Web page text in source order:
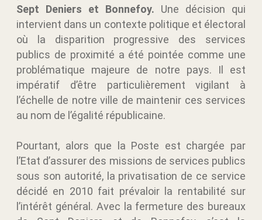
Sept Deniers et Bonnefoy. Une décision qui
intervient dans un contexte politique et électoral
où la disparition progressive des services
publics de proximité a été pointée comme une
problématique majeure de notre pays. Il est
impératif d’être particulièrement vigilant à
l’échelle de notre ville de maintenir ces services
au nom de l’égalité républicaine.
Pourtant, alors que la Poste est chargée par
l’Etat d’assurer des missions de services publics
sous son autorité, la privatisation de ce service
décidé en 2010 fait prévaloir la rentabilité sur
l’intérêt général. Avec la fermeture des bureaux